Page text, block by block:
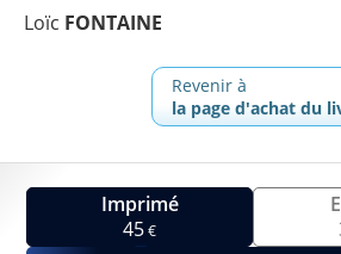
Loïc FONTAINE
Revenir à
la page d'achat du
Imprimé
45€